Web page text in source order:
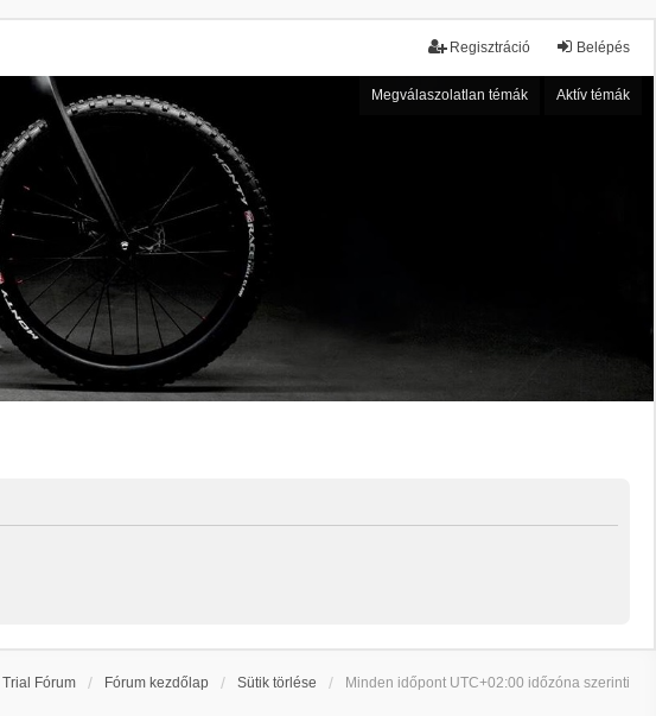
Belépés
Regisztráció
Megválaszolatlan témák Aktív témák
Trial Fórum Fórum kezdőlap Sütik törlése Minden időpont UTC+02:00 időzóna szerinti